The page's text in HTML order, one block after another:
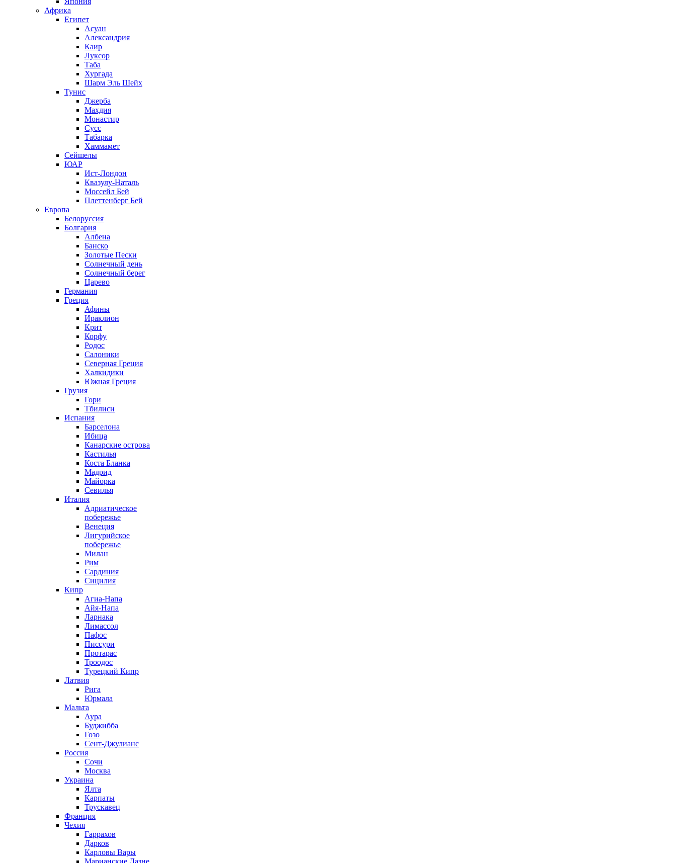
Африка
Египет
Асуан
Александрия
Каир
Луксор
Таба
Хургада
Шарм Эль Шейх
Тунис
Джерба
Махдия
Монастир
Сусс
Табарка
Хаммамет
Сейшелы
ЮАР
Ист-Лондон
Квазулу-Наталь
Моссейл Бей
Плеттенберг Бей
Европа
Белоруссия
Болгария
Албена
Банско
Золотые Пески
Солнечный день
Солнечный берег
Царево
Германия
Греция
Афины
Ираклион
Крит
Корфу
Родос
Салоники
Северная Греция
Халкидики
Южная Греция
Грузия
Гори
Тбилиси
Испания
Барселона
Ибица
Канарские острова
Кастилья
Коста Бланка
Мадрид
Майорка
Севилья
Италия
Адриатическое
побережье
Венеция
Лигурийское
побережье
Милан
Рим
Сардиния
Сицилия
Кипр
Агиа-Напа
Айя-Напа
Ларнака
Лимассол
Пафос
Писсури
Протарас
Троодос
Турецкий Кипр
Латвия
Рига
Юрмала
Мальта
Аура
Буджибба
Гозо
Сент-Джулианс
Россия
Сочи
Москва
Украина
Ялта
Карпаты
Трускавец
Франция
Чехия
Гаррахов
Дарков
Карловы Вары
Марианские Лазне